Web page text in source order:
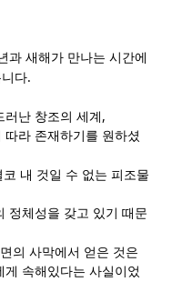
과 새해가 만나는 시간에
다.
난 창조의 세계 ,
라 존재하기를 원하셨
내 것일 수 없는 피조물
정체성을 갖고 있기 때문
의 사막에서 얻은 것은
속해있다는 사실이었
북5
북5